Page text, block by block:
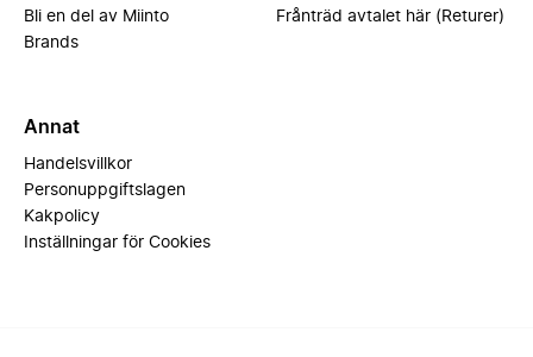
Bli en del av Miinto
Brands
Frånträd avtalet här (Returer)
Annat
Handelsvillkor
Personuppgiftslagen
Kakpolicy
Inställningar för Cookies